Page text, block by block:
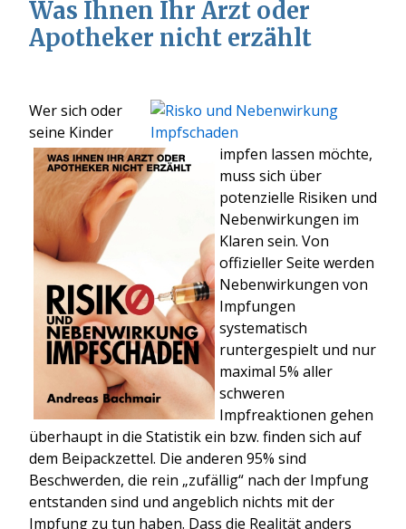
Was Ihnen Ihr Arzt oder
Apotheker nicht erzählt
Wer sich oder
seine Kinder
impfen lassen möchte,
muss sich über
potenzielle Risiken und
Nebenwirkungen im
Klaren sein. Von
offizieller Seite werden
Nebenwirkungen von
Impfungen
systematisch
runtergespielt und nur
maximal 5% aller
schweren
Impfreaktionen gehen
überhaupt in die Statistik ein bzw. finden sich auf
dem Beipackzettel. Die anderen 95% sind
Beschwerden, die rein „zufällig“ nach der Impfung
entstanden sind und angeblich nichts mit der
Impfung zu tun haben. Dass die Realität anders